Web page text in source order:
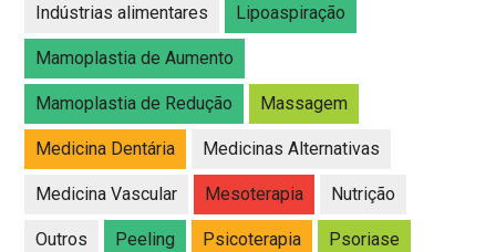
Indústrias alimentares Lipoaspiração
Mamoplastia de Aumento
Mamoplastia de Redução Massagem
Medicina Dentária Medicinas Alternativas
Medicina Vascular Mesoterapia Nutrição
Outros Peeling Psicoterapia Psoriase